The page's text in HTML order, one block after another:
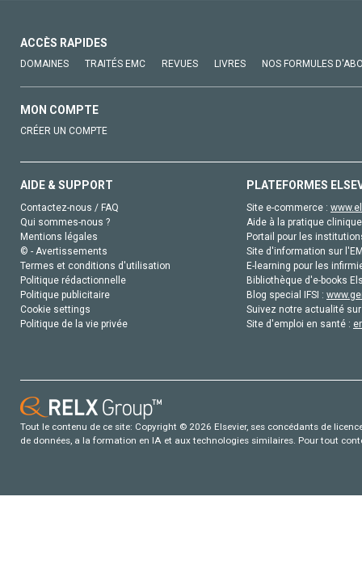
ACCÈS RAPIDES
DOMAINES TRAITÉS EMC REVUES LIVRES NOS FORMULES
MON COMPTE
CRÉER UN COMPTE
AIDE & SUPPORT
Contactez-nous / FAQ
Qui sommes-nous ?
Mentions légales
© - Avertissements
Termes et conditions d'utilisation
Politique rédactionnelle
Politique publicitaire
Cookie settings
Politique de la vie privée
PLATEFORMES
Site e-commerce :
Aide à la pratique
Portail pour les
Site d'information sur
E-learning pour les
Bibliothèque d'e-books
Blog special IFSI :
Suivez notre actualité
Site d'emploi en santé :
Tout le contenu de ce site: Copyright © 2026 Elsevier, ses concédants de
de données, a la formation en IA et aux technologies similaires. Pour tout